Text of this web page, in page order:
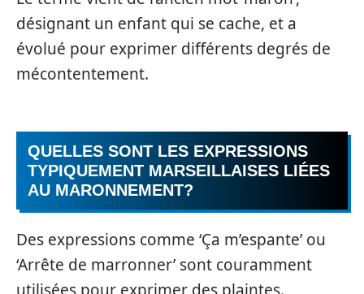
désignant un enfant qui se cache, et a
évolué pour exprimer différents degrés de
mécontentement.
QUELLES SONT LES EXPRESSIONS
TYPIQUEMENT MARSEILLAISES LIÉES
AU MARONNEMENT?
Des expressions comme ‘Ça m’espante’ ou
‘Arrête de marronner’ sont couramment